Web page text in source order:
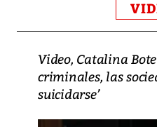
Video, Catalina
criminales, las
suicidarse’